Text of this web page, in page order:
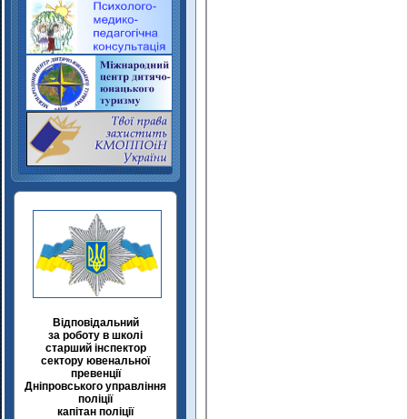
Відповідальний
за роботу в школі
старший інспектор
сектору ювенальної
превенції
Дніпровського управління
поліції
капітан поліції